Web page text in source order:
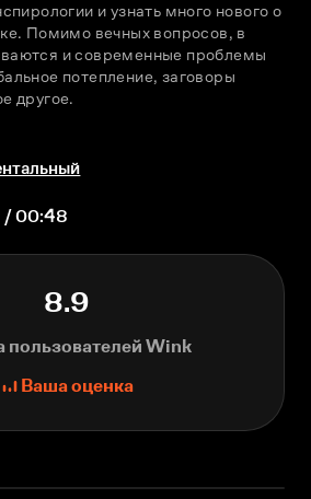
и узнать много нового о
Помимо вечных вопросов, в
и современные проблемы
потепление, заговоры
другое.
/ 00:48
8.9
пользователей Wink
Ваша оценка